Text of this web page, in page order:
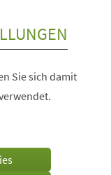
Sie sich damit